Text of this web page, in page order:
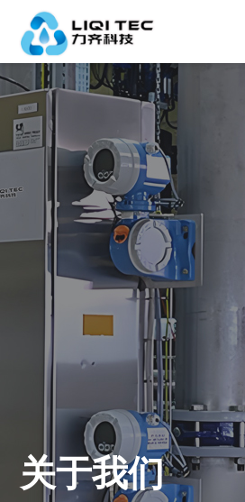
首页
关于我们
产品中心
新闻动态
工程案例
联系我们
关于我们